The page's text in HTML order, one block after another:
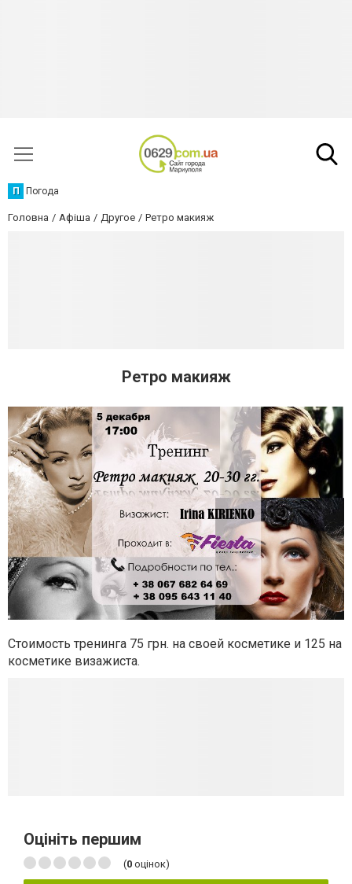
П Погода
Головна Афіша Другое Ретро макияж
Ретро макияж
Стоимость тренинга 75 грн. на своей косметике и 125 на
косметике визажиста.
Оцініть першим
(0 оцінок)